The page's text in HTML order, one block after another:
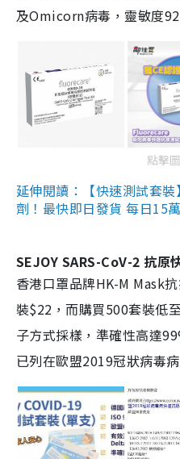
及Omicorn病毒，靈敏度
點擊
延伸閱讀：【快速測試套
劑！最快即日發貨 每日15
SEJOY SARS-CoV-2 抗原
香港口罩品牌HK-M Mask
裝$22，而購買500套裝低
子方式採樣，準確性高達
已列在歐盟2019冠狀病毒